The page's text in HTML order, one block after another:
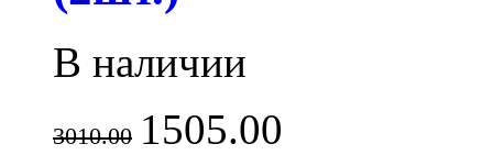
В наличии
3010.00 1505.00